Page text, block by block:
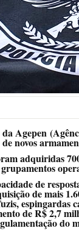
Agepen
novos
adquiridas
de
de mais
espingardas
de R$ 2,7
do